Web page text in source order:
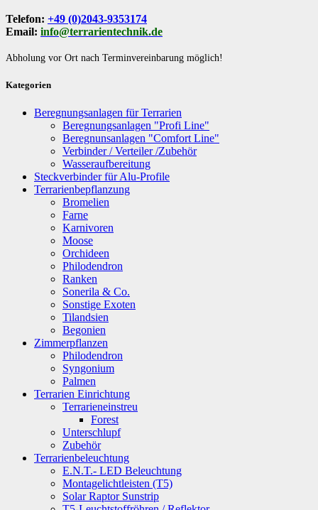
Telefon: +49 (0)2043-9353174
Email: info@terrarientechnik.de
Abholung vor Ort nach Terminvereinbarung möglich!
Kategorien
Beregnungsanlagen für Terrarien
Beregnungsanlagen "Profi Line"
Beregnunsanlagen "Comfort Line"
Verbinder / Verteiler /Zubehör
Wasseraufbereitung
Steckverbinder für Alu-Profile
Terrarienbepflanzung
Bromelien
Farne
Karnivoren
Moose
Orchideen
Philodendron
Ranken
Sonerila & Co.
Sonstige Exoten
Tilandsien
Begonien
Zimmerpflanzen
Philodendron
Syngonium
Palmen
Terrarien Einrichtung
Terrarieneinstreu
Forest
Unterschlupf
Zubehör
Terrarienbeleuchtung
E.N.T.- LED Beleuchtung
Montagelichtleisten (T5)
Solar Raptor Sunstrip